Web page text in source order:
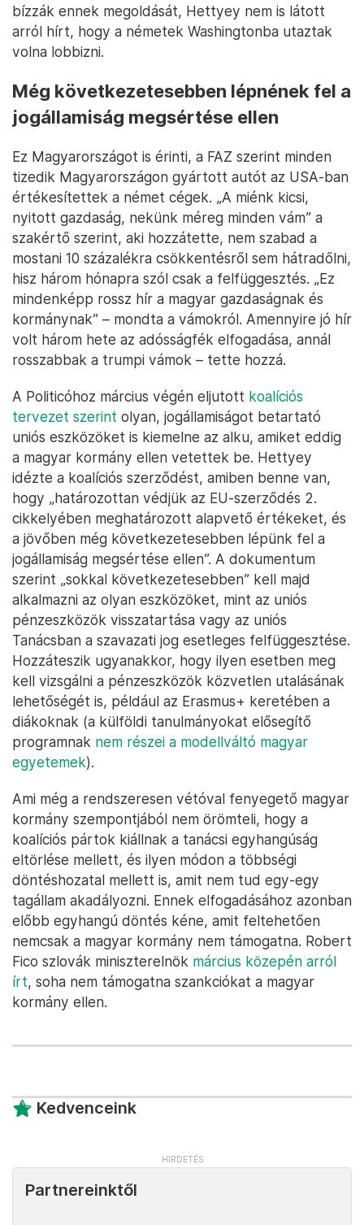
bízzák ennek megoldását, Hettyey nem is látott
arról hírt, hogy a németek Washingtonba utaztak
volna lobbizni.
Még következetesebben lépnének fel a
jogállamiság megsértése ellen
Ez Magyarországot is érinti, a FAZ szerint minden
tizedik Magyarországon gyártott autót az USA-ban
értékesítettek a német cégek. „A miénk kicsi,
nyitott gazdaság, nekünk méreg minden vám” a
szakértő szerint, aki hozzátette, nem szabad a
mostani 10 százalékra csökkentésről sem hátradőlni,
hisz három hónapra szól csak a felfüggesztés. „Ez
mindenképp rossz hír a magyar gazdaságnak és
kormánynak” – mondta a vámokról. Amennyire jó hír
volt három hete az adósságfék elfogadása, annál
rosszabbak a trumpi vámok – tette hozzá.
A Politicóhoz március végén eljutott koalíciós
tervezet szerint olyan, jogállamiságot betartató
uniós eszközöket is kiemelne az alku, amiket eddig
a magyar kormány ellen vetettek be. Hettyey
idézte a koalíciós szerződést, amiben benne van,
hogy „határozottan védjük az EU-szerződés 2.
cikkelyében meghatározott alapvető értékeket, és
a jövőben még következetesebben lépünk fel a
jogállamiság megsértése ellen”. A dokumentum
szerint „sokkal következetesebben” kell majd
alkalmazni az olyan eszközöket, mint az uniós
pénzeszközök visszatartása vagy az uniós
Tanácsban a szavazati jog esetleges felfüggesztése.
Hozzáteszik ugyanakkor, hogy ilyen esetben meg
kell vizsgálni a pénzeszközök közvetlen utalásának
lehetőségét is, például az Erasmus+ keretében a
diákoknak (a külföldi tanulmányokat elősegítő
programnak nem részei a modellváltó magyar
egyetemek).
Ami még a rendszeresen vétóval fenyegető magyar
kormány szempontjából nem örömteli, hogy a
koalíciós pártok kiállnak a tanácsi egyhangúság
eltörlése mellett, és ilyen módon a többségi
döntéshozatal mellett is, amit nem tud egy-egy
tagállam akadályozni. Ennek elfogadásához azonban
előbb egyhangú döntés kéne, amit feltehetően
nemcsak a magyar kormány nem támogatna. Robert
Fico szlovák miniszterelnök március közepén arról
írt, soha nem támogatna szankciókat a magyar
kormány ellen.
Kedvenceink
Partnereinktől